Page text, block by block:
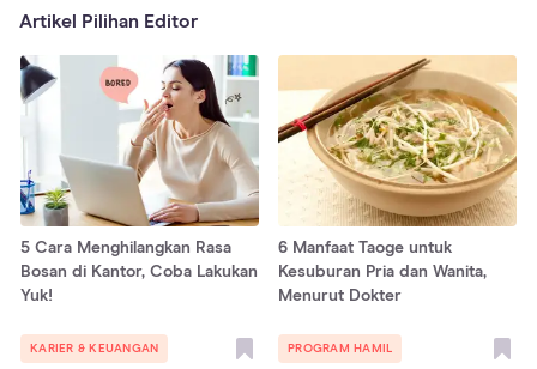
Artikel Pilihan Editor
5 Cara Menghilangkan Rasa
Bosan di Kantor, Coba Lakukan
Yuk!
KARIER & KEUANGAN
6 Manfaat Taoge untuk
Kesuburan Pria dan Wanita,
Menurut Dokter
PROGRAM HAMIL